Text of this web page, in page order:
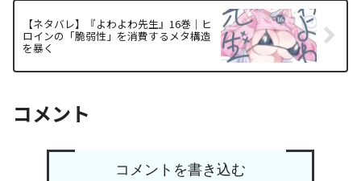
【ネタバレ】『よわよわ先生』16巻｜ヒ
ロインの「脆弱性」を消費するメタ構造
を暴く
コメント
コメントを書き込む